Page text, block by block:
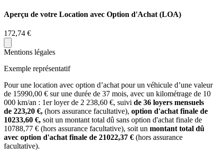
Aperçu de votre Location avec Option d'Achat (LOA)
172,74 €
Mentions légales
Exemple représentatif
Pour une location avec option d’achat pour un véhicule d’une valeur
de 15990,00 € sur une durée de 37 mois, avec un kilométrage de 10
000 km/an : 1er loyer de 2 238,60 €, suivi de 36 loyers mensuels
de 223,20 €, (hors assurance facultative), option d'achat finale de
10233,60 €, soit un montant total dû sans option d'achat finale de
10788,77 € (hors assurance facultative), soit un montant total dû
avec option d'achat finale de 21022,37 € (hors assurance
facultative).